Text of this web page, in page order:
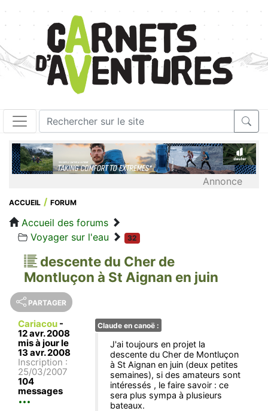
Annonce
ACCUEIL FORUM
Accueil des forums
Voyager sur l'eau
32
descente du Cher de
Montluçon à St Aignan en juin
PARTAGER
Cariacou -
12 avr. 2008
mis à jour le
13 avr. 2008
Inscription :
25/03/2007
104
messages
Claude en canoë :
J'ai toujours en projet la
descente du Cher de Montluçon
à St Aignan en juin (deux petites
semaines), si des amateurs sont
intéressés , le faire savoir : ce
sera plus sympa à plusieurs
bateaux.